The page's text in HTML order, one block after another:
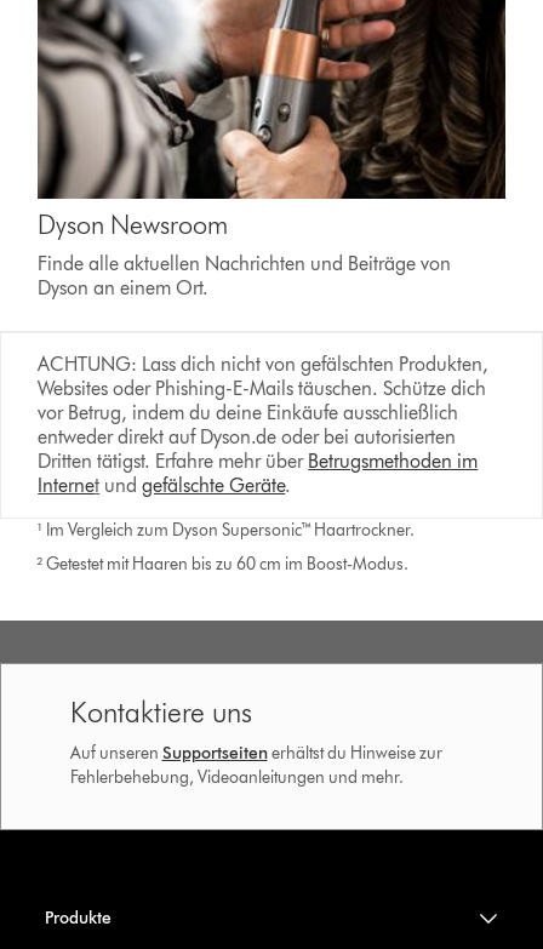
Dyson Newsroom
Finde alle aktuellen Nachrichten und Beiträge von
Dyson an einem Ort.
ACHTUNG: Lass dich nicht von gefälschten Produkten,
Websites oder Phishing-E-Mails täuschen. Schütze dich
vor Betrug, indem du deine Einkäufe ausschließlich
entweder direkt auf Dyson.de oder bei autorisierten
Dritten tätigst. Erfahre mehr über Betrugsmethoden im
Internet undgefälschte Geräte.
¹ Im Vergleich zum Dyson Supersonic™ Haartrockner.
² Getestet mit Haaren bis zu 60 cm im Boost-Modus.
Kontaktiere uns
Auf unseren Supportseiten erhältst du Hinweise zur
Fehlerbehebung, Videoanleitungen und mehr.
Produkte